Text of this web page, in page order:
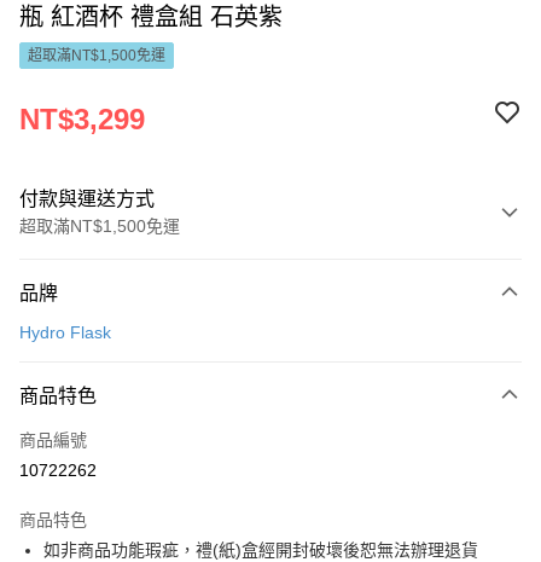
瓶 紅酒杯 禮盒組 石英紫
超取滿NT$1,500免運
NT$3,299
付款與運送方式
超取滿NT$1,500免運
信用卡一次付款
Apple Pay
悠遊付
7-11取貨(快速到店)
品牌
Hydro Flask
商品特色
商品編號
10722262
商品特色
如非商品功能瑕疵，禮(紙)盒經開封破壞後恕無法辦理退貨